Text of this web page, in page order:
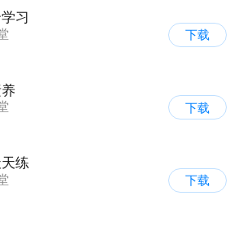
习
下载
下载
练
下载